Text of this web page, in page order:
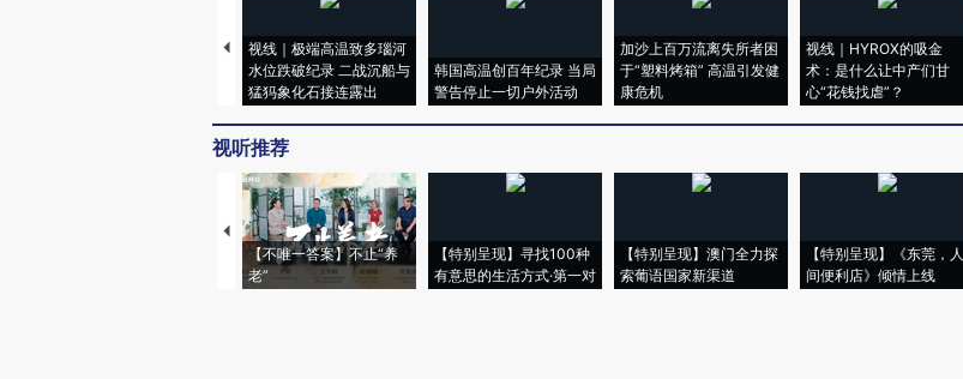
视线｜极端高温致多瑙河
水位跌破纪录 二战沉船与
猛犸象化石接连露出
韩国高温创百年纪录 当局
警告停止一切户外活动
加沙上百万流离失所者困
于“塑料烤箱” 高温引发健
康危机
视线｜HYROX的吸金
术：是什么让中产们甘
心“花钱找虐”？
视听推荐
【不唯一答案】不止“养
老”
【特别呈现】寻找100种
有意思的生活方式·第一对
【特别呈现】澳门全力探
索葡语国家新渠道
【特别呈现】《东莞，人
间便利店》倾情上线